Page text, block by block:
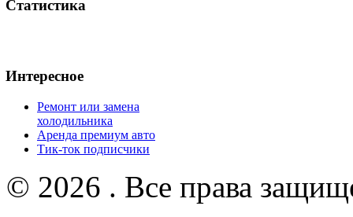
Статистика
Интересное
Ремонт или замена
холодильника
Аренда премиум авто
Тик-ток подписчики
© 2026 . Все права